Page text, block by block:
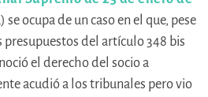
se ocupa de un caso en el que, pese
del artículo 348 bis
el derecho del socio a
acudió a los tribunales pero vio